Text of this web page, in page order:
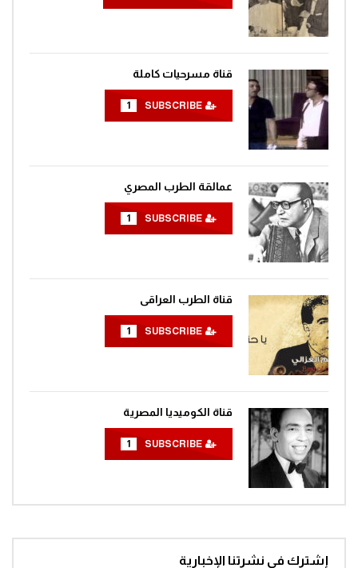
قناة مسرحيات كاملة
1
عمالقة الطرب المصري
1
قناة الطرب العراقى
1
قناة الكوميديا المصرية
1
إشترك في نشرتنا الإخبارية